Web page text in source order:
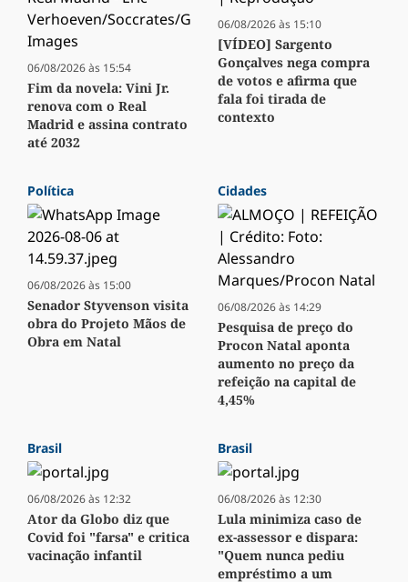
06/08/2026 às 15:54
Fim da novela: Vini Jr.
renova com o Real
Madrid e assina contrato
até 2032
06/08/2026 às 15:10
[VÍDEO] Sargento
Gonçalves nega compra
de votos e afirma que
fala foi tirada de
contexto
Política
06/08/2026 às 15:00
Senador Styvenson visita
obra do Projeto Mãos de
Obra em Natal
Cidades
06/08/2026 às 14:29
Pesquisa de preço do
Procon Natal aponta
aumento no preço da
refeição na capital de
4,45%
Brasil
06/08/2026 às 12:32
Ator da Globo diz que
Covid foi "farsa" e critica
vacinação infantil
Brasil
06/08/2026 às 12:30
Lula minimiza caso de
ex-assessor e dispara:
"Quem nunca pediu
empréstimo a um